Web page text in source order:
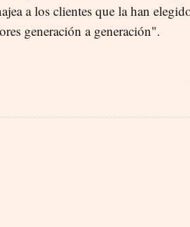
a los clientes que la han
generación a generación".